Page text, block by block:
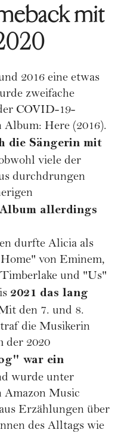
mit
2016 eine etwas
zweifache
COVID-19-
Album: Here (2016).
die Sängerin mit
viele der
durchdrungen
Album allerdings
durfte Alicia als
von Eminem,
und "Us"
2021 das lang
den 7. und 8.
die Musikerin
der 2020
war ein
wurde unter
Amazon Music
Erzählungen über
des Alltags wie